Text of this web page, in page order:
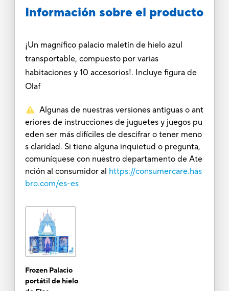
Información sobre el producto
¡Un magnífico palacio maletín de hielo azul
transportable, compuesto por varias
habitaciones y 10 accesorios!. Incluye figura de
Olaf
Algunas de nuestras versiones antiguas o ant
eriores de instrucciones de juguetes y juegos pu
eden ser más difíciles de descifrar o tener meno
s claridad. Si tiene alguna inquietud o pregunta,
comuníquese con nuestro departamento de Ate
nción al consumidor al https://consumercare.has
bro.com/es-es
Frozen Palacio
portátil de hielo